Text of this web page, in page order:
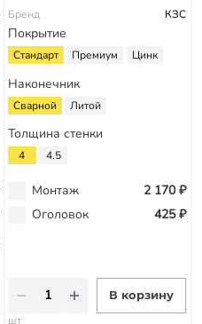
Бренд КЗС
Покрытие
Стандарт Премиум Цинк
Наконечник
Сварной Литой
Толщина стенки
4 4.5
Монтаж
2 170 ₽
Оголовок
425 ₽
В корзину
шт